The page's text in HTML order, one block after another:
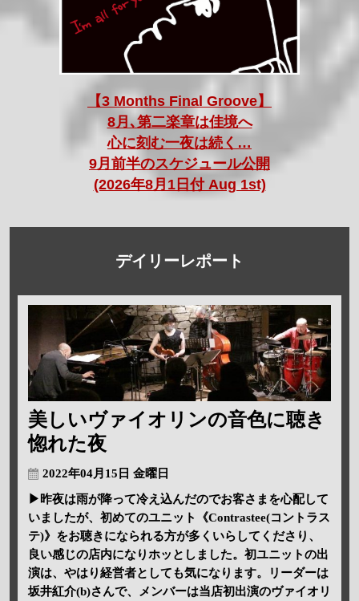
【3 Months Final Groove】
8月､第二楽章は佳境へ
心に刻む一夜は続く…
9月前半のスケジュール公開
(2026年8月1日付 Aug 1st)
デイリーレポート
美しいヴァイオリンの音色に聴き
惚れた夜
2022年04月15日 金曜日
▶昨夜は雨が降って冷え込んだのでお客さまを心配して
いましたが、初めてのユニット《Contrastee(コントラス
テ)》をお聴きになられる方が多くいらしてくださり、
良い感じの店内になりホッとしました。初ユニットの出
演は、やはり経営者としても気になります。リーダーは
坂井紅介(b)さんで、メンバーは当店初出演のヴァイオリ